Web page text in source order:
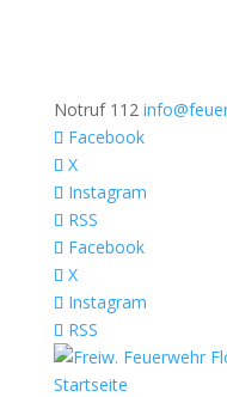
Notruf 112
Facebook
X
Instagram
RSS
Facebook
X
Instagram
RSS
Startseite